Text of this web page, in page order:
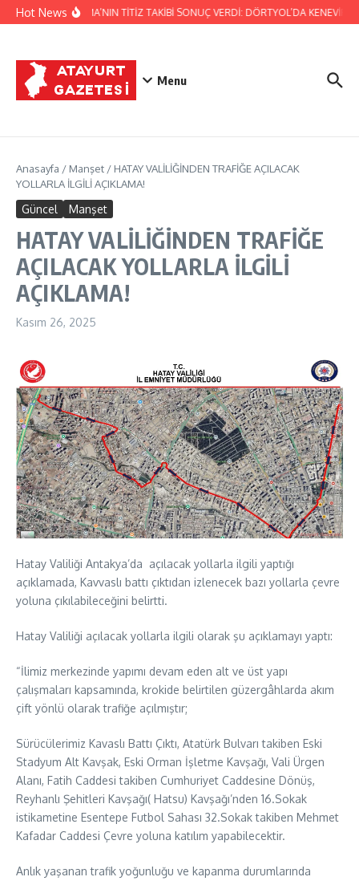
İçeriğe atla
Hot NewsJANDARMA’NIN TİTİZ TAKİBİ SONUÇ VERDİ: DÖRTYOL’DA KENEVİR
Menu
Anasayfa / Manşet / HATAY VALİLİĞİNDEN TRAFİĞE AÇILACAK
YOLLARLA İLGİLİ AÇIKLAMA!
Güncel Manşet
HATAY VALİLİĞİNDEN TRAFİĞE
AÇILACAK YOLLARLA İLGİLİ
AÇIKLAMA!
Kasım 26, 2025
Hatay Valiliği Antakya’da açılacak yollarla ilgili yaptığı
açıklamada, Kavvaslı battı çıktıdan izlenecek bazı yollarla çevre
yoluna çıkılabileceğini belirtti.
Hatay Valiliği açılacak yollarla ilgili olarak şu açıklamayı yaptı:
“İlimiz merkezinde yapımı devam eden alt ve üst yapı
çalışmaları kapsamında, krokide belirtilen güzergâhlarda akım
çift yönlü olarak trafiğe açılmıştır;
Sürücülerimiz Kavaslı Battı Çıktı, Atatürk Bulvarı takiben Eski
Stadyum Alt Kavşak, Eski Orman İşletme Kavşağı, Vali Ürgen
Alanı, Fatih Caddesi takiben Cumhuriyet Caddesine Dönüş,
Reyhanlı Şehitleri Kavşağı( Hatsu) Kavşağı’nden 16.Sokak
istikametine Esentepe Futbol Sahası 32.Sokak takiben Mehmet
Kafadar Caddesi Çevre yoluna katılım yapabilecektir.
Anlık yaşanan trafik yoğunluğu ve kapanma durumlarında